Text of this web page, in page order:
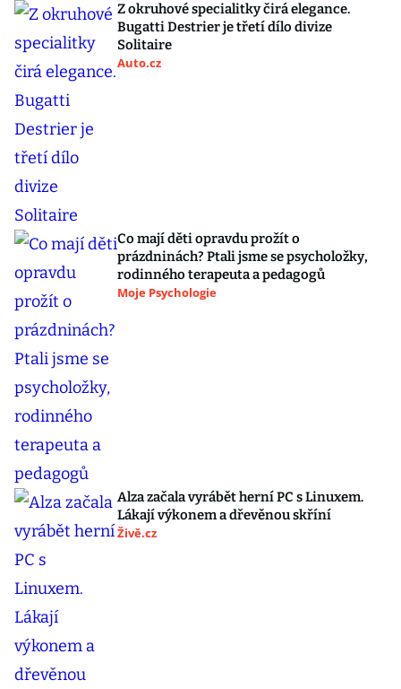
Z okruhové specialitky čirá elegance.
Bugatti Destrier je třetí dílo divize
Solitaire
Auto.cz
Co mají děti opravdu prožít o
prázdninách? Ptali jsme se psycholožky,
rodinného terapeuta a pedagogů
Moje Psychologie
Alza začala vyrábět herní PC s Linuxem.
Lákají výkonem a dřevěnou skříní
Živě.cz